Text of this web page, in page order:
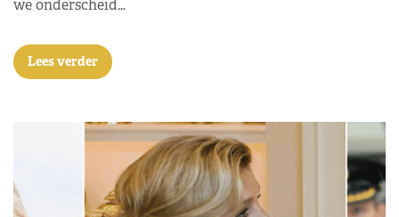
we onderscheid…
Lees verder